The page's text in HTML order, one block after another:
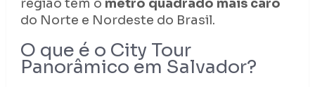
região tem o metro quadrado mais caro
do Norte e Nordeste do Brasil.
O que é o City Tour
Panorâmico em Salvador?